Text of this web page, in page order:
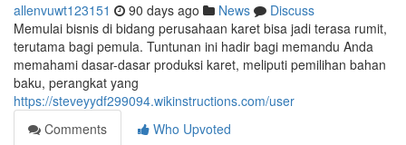
allenvuwt123151 90 days ago News
Discuss
Memulai bisnis di bidang perusahaan karet bisa jadi terasa rumit,
terutama bagi pemula. Tuntunan ini hadir bagi memandu Anda
memahami dasar-dasar produksi karet, meliputi pemilihan bahan
baku, perangkat yang
https://steveyydf299094.wikinstructions.com/user
Comments
Who Upvoted